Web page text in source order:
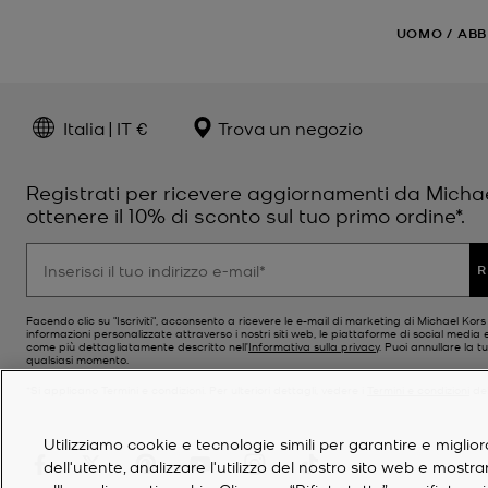
UOMO /
Italia | IT € Trova un negozio
Registrati per ricevere aggiornamenti da
ottenere il 10% di sconto sul tuo primo ordine*.
Facendo clic su "Iscriviti", acconsento a ricevere le e-mail di marketing di Michael
informazioni personalizzate attraverso i nostri siti web, le piattaforme di social media
come più dettagliatamente descritto nell’Informativa sulla privacy. Puoi annullare la
qualsiasi momento.
Utilizziamo cookie e tecnologie simili per garantire e
dell'utente, analizzare l'utilizzo del nostro sito web e